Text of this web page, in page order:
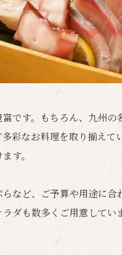
です。もちろん、九州の
彩なお料理を取り揃えて
す。
など、ご予算や用途に
ダも数多くご用意してい